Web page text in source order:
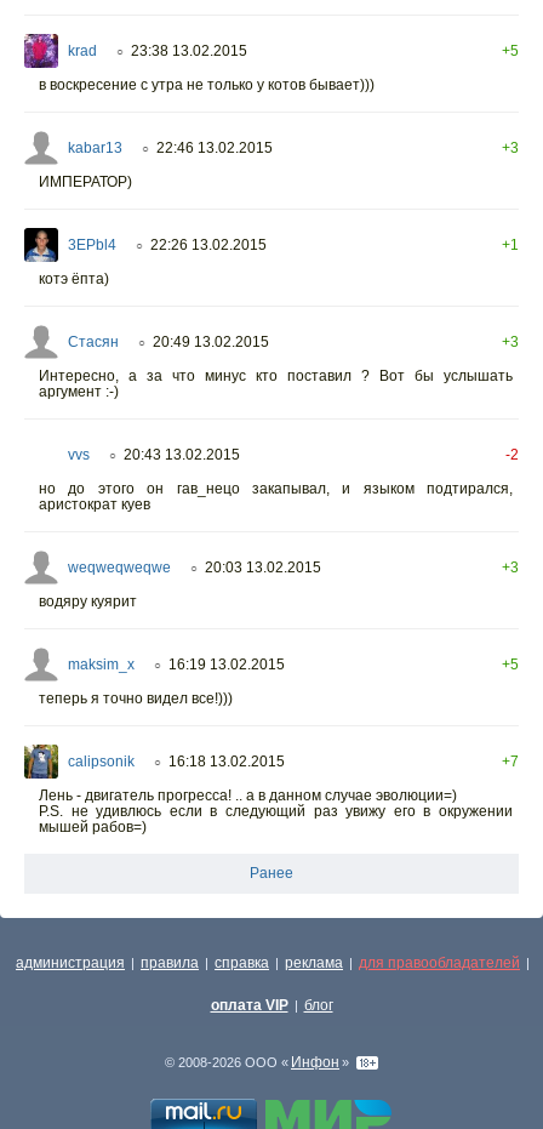
krad ○ 23:38 13.02.2015
+5
в воскресение с утра не только у котов бывает)))
kabar13 ○ 22:46 13.02.2015
+3
ИМПЕРАТОР)
3EPbl4 ○ 22:26 13.02.2015
+1
котэ ёпта)
Стасян ○ 20:49 13.02.2015
+3
Интересно, а за что минус кто поставил ? Вот бы услышать
аргумент :-)
vvs ○ 20:43 13.02.2015
-2
но до этого он гав_нецо закапывал, и языком подтирался,
аристократ куев
weqweqweqwe ○ 20:03 13.02.2015
+3
водяру куярит
maksim_x ○ 16:19 13.02.2015
+5
теперь я точно видел все!)))
calipsonik ○ 16:18 13.02.2015
+7
Лень - двигатель прогресса! .. а в данном случае эволюции=)
P.S. не удивлюсь если в следующий раз увижу его в окружении
мышей рабов=)
Ранее
администрация | правила | справка | реклама | для правообладателей |
оплата VIP | блог
© 2008-2026 ООО « Инфон »